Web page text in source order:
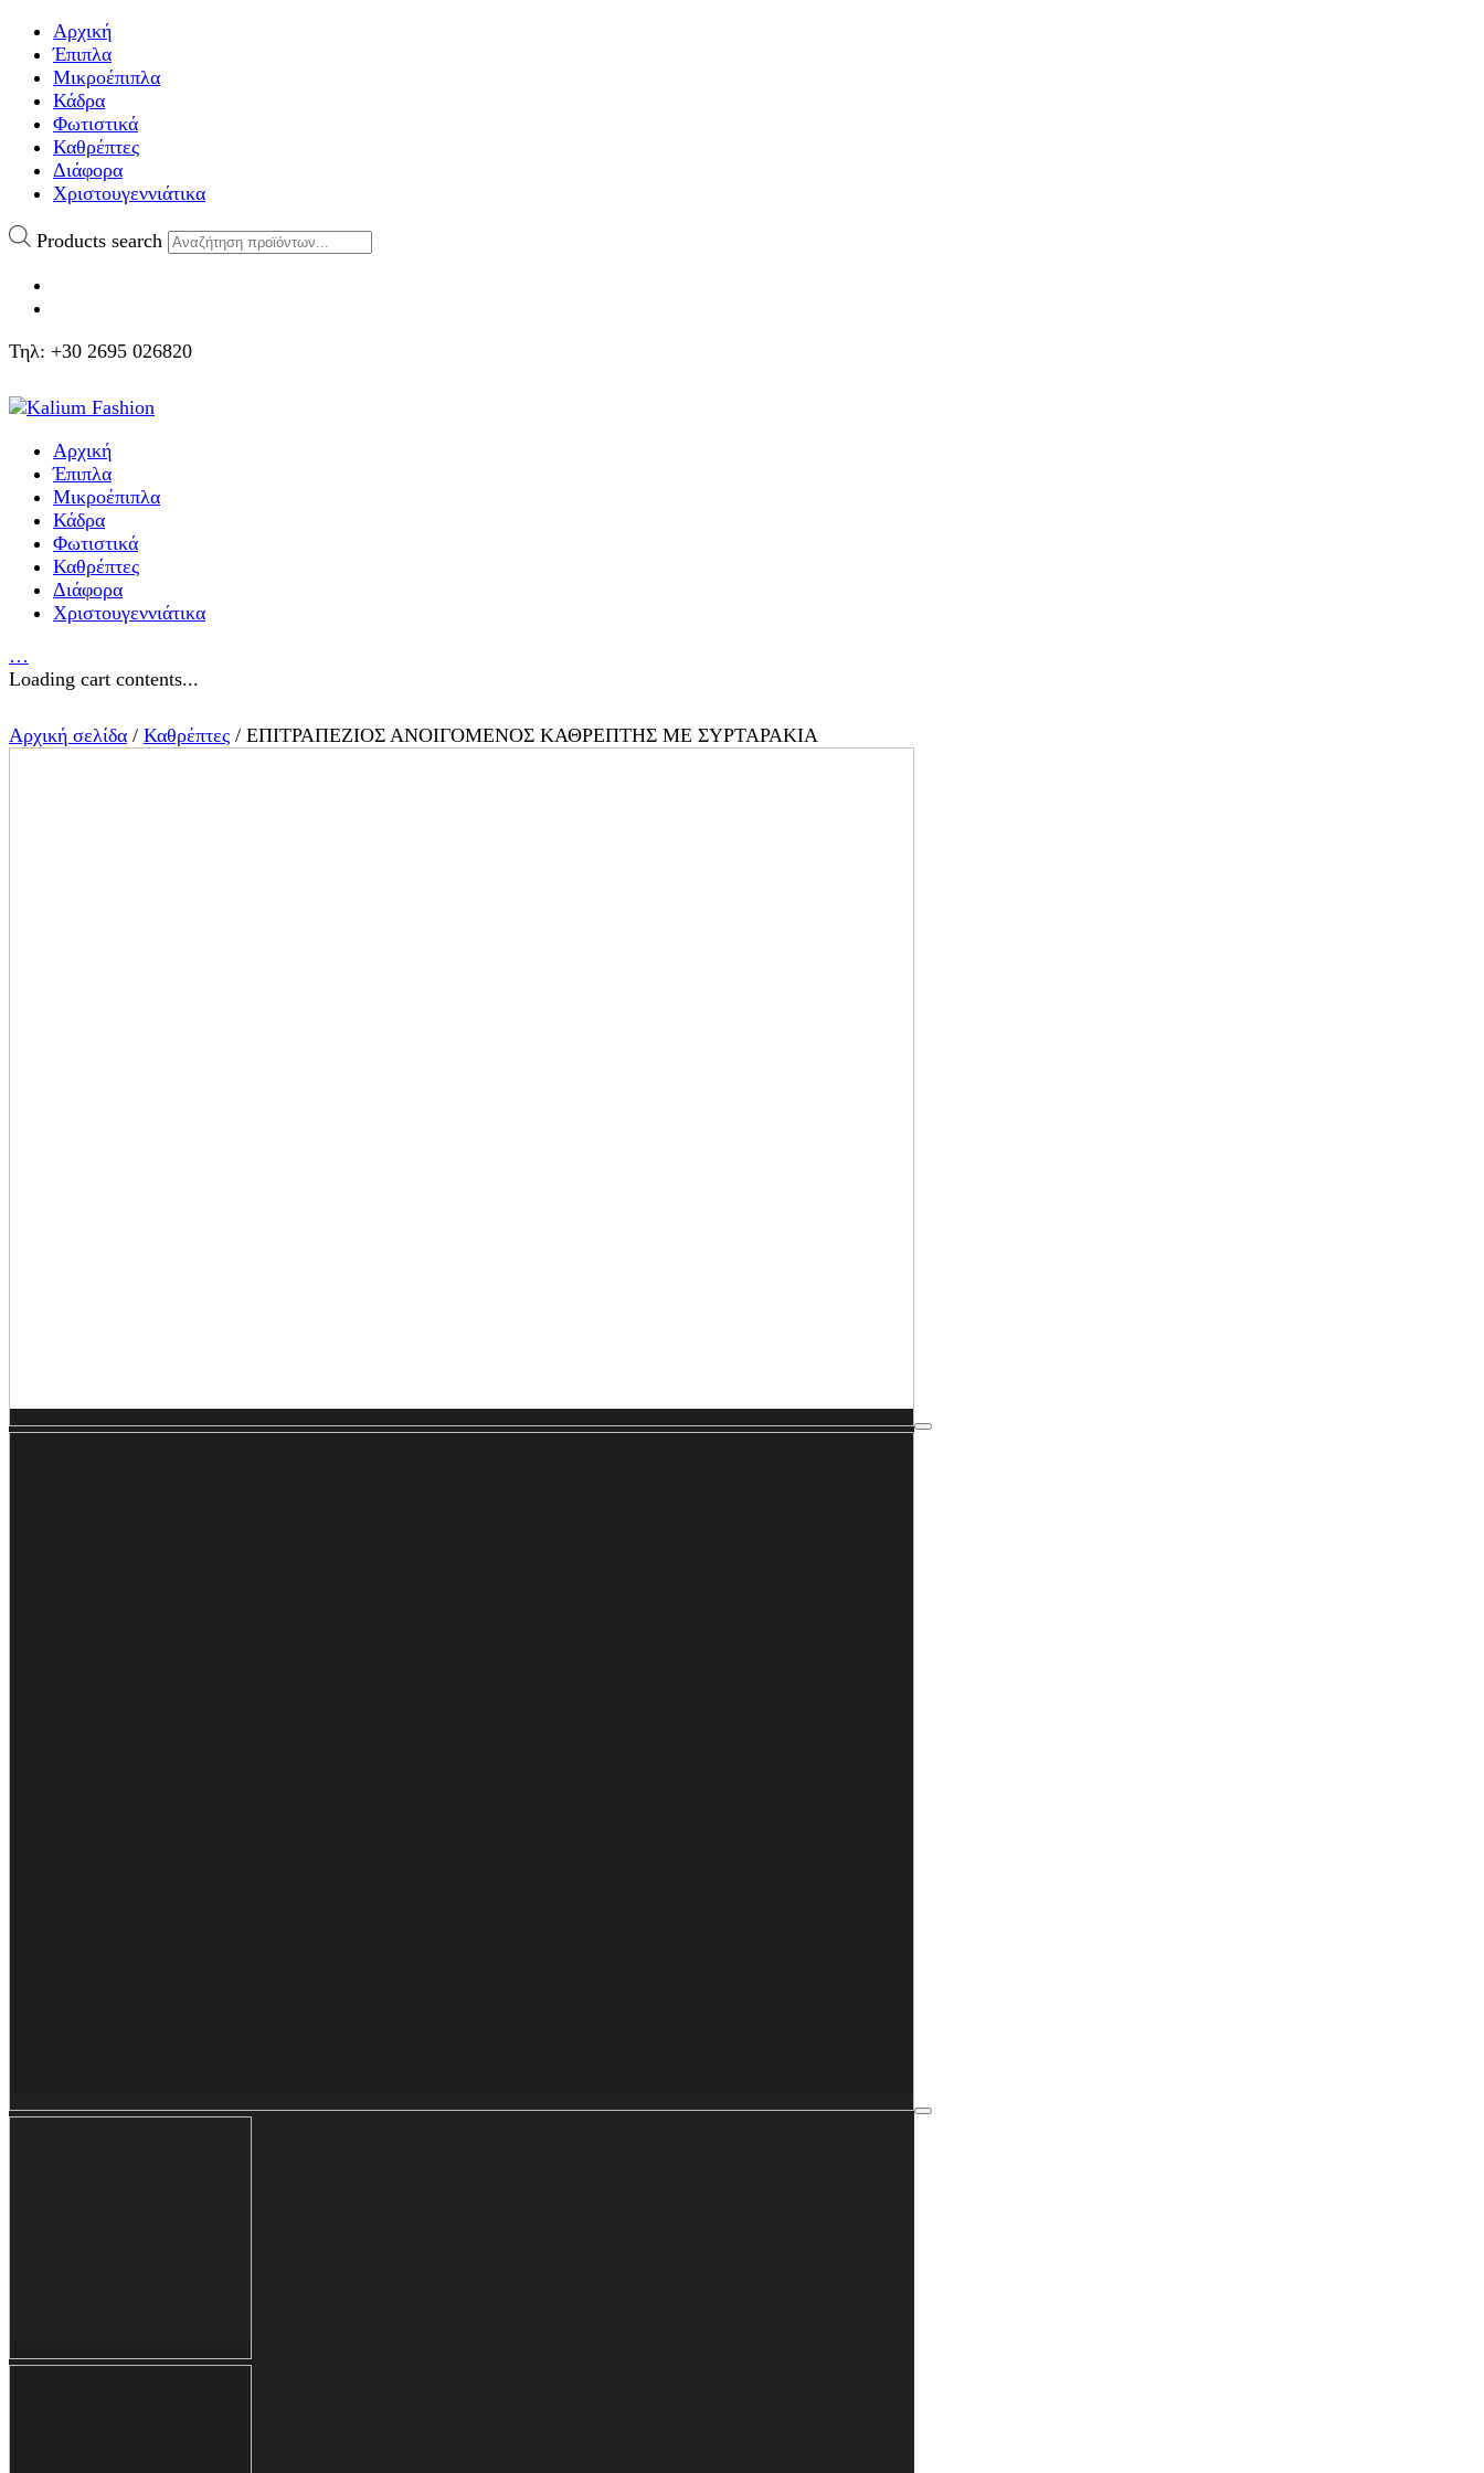
Αρχική
Έπιπλα
Μικροέπιπλα
Κάδρα
Φωτιστικά
Καθρέπτες
Διάφορα
Χριστουγεννιάτικα
Products search
Τηλ: +30 2695 026820
Αρχική
Έπιπλα
Μικροέπιπλα
Κάδρα
Φωτιστικά
Καθρέπτες
Διάφορα
Χριστουγεννιάτικα
…
Loading cart contents...
Αρχική σελίδα / Καθρέπτες / ΕΠΙΤΡΑΠΕΖΙΟΣ ΑΝΟΙΓΟΜΕΝΟΣ ΚΑΘΡΕΠΤΗΣ ΜΕ ΣΥΡΤΑΡΑΚΙΑ